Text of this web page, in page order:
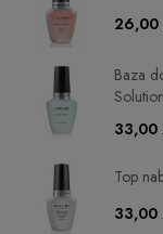
Top
33,00
Baza
33,00
26,00